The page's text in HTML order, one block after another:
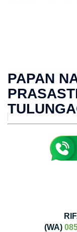
PAPAN
(WA)